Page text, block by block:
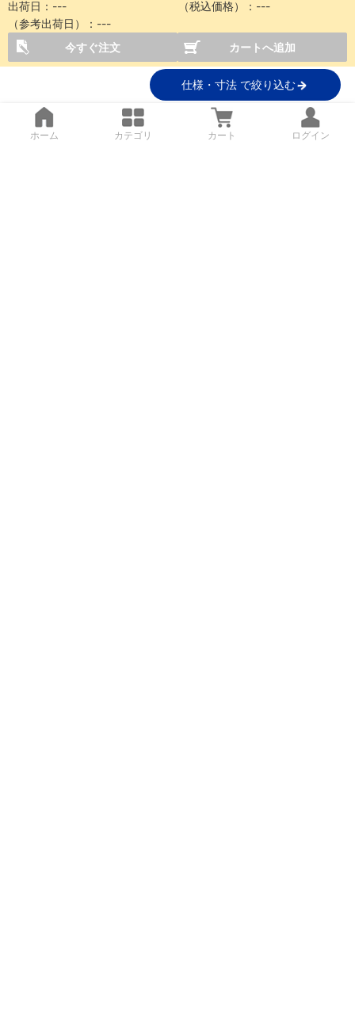
出荷日： --- （税込価格）： ---
（参考出荷日）： ---
今すぐ注文
カートへ追加
仕様・寸法 で絞り込む
ホーム カテゴリ カート ログイン